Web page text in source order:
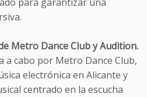
Metro Dance Club y Audition.
a cabo por Metro Dance Club,
electrónica en Alicante y
centrado en la escucha